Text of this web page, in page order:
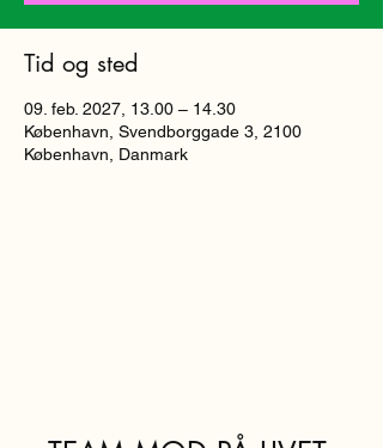
Tid og sted
09. feb. 2027, 13.00 – 14.30
København, Svendborggade 3, 2100
København, Danmark